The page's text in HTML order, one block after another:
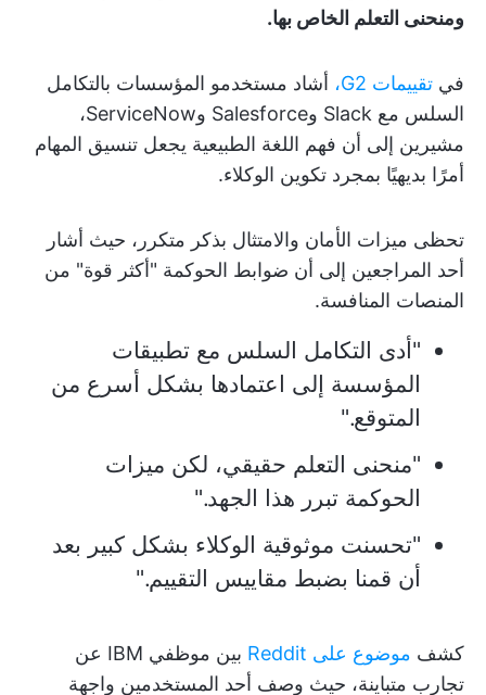
ومنحنى التعلم الخاص بها.
في تقييمات G2،
أشاد مستخدمو المؤسسات بالتكامل
السلس مع Slack وSalesforce وServiceNow،
مشيرين إلى أن فهم اللغة الطبيعية يجعل تنسيق المهام
أمرًا بديهيًا بمجرد تكوين الوكلاء.
تحظى ميزات الأمان والامتثال بذكر متكرر، حيث أشار
أحد المراجعين إلى أن ضوابط الحوكمة "أكثر قوة" من
المنصات المنافسة.
"أدى التكامل السلس مع تطبيقات
المؤسسة إلى اعتمادها بشكل أسرع من
المتوقع."
"منحنى التعلم حقيقي، لكن ميزات
الحوكمة تبرر هذا الجهد."
"تحسنت موثوقية الوكلاء بشكل كبير بعد
أن قمنا بضبط مقاييس التقييم."
كشف موضوع على Reddit
بين موظفي IBM عن
تجارب متباينة، حيث وصف أحد المستخدمين واجهة